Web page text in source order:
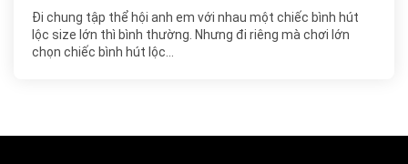
Đi chung tập thể hội anh em với nhau một chiếc bình hút
lộc size lớn thì bình thường. Nhưng đi riêng mà chơi lớn
chọn chiếc bình hút lộc…